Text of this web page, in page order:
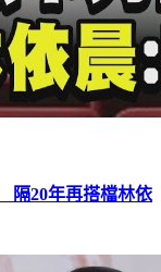
隔20年再搭檔林依